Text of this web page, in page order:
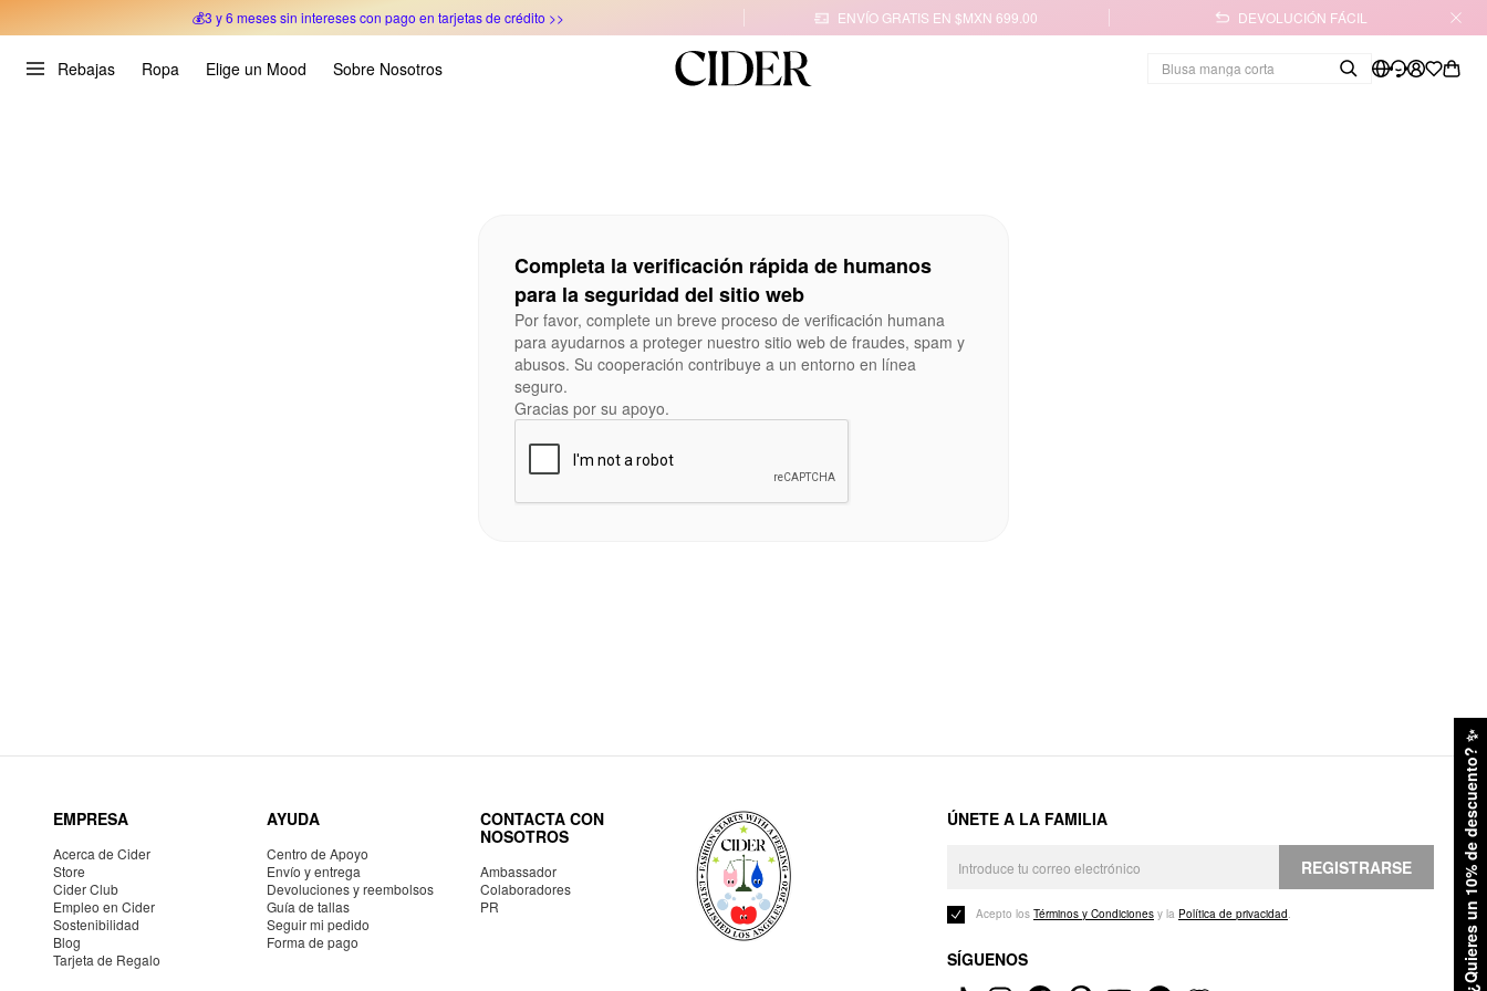
💰3 y 6 meses sin intereses con pago en tarjetas de crédito >>
ENVÍO GRATIS EN $MXN 699.00 DEVOLUCIÓN FÁCIL
Rebajas Ropa Elige un Mood Sobre Nosotros
¿Quieres un 10% de descuento?
✨
Completa la verificación rápida de humanos
para la seguridad del sitio web
Por favor, complete un breve proceso de verificación humana
para ayudarnos a proteger nuestro sitio web de fraudes, spam y
abusos. Su cooperación contribuye a un entorno en línea
seguro.
Gracias por su apoyo.
EMPRESA
Acerca de Cider
Store
Cider Club
Empleo en Cider
Sostenibilidad
Blog
Tarjeta de Regalo
AYUDA
Centro de Apoyo
Envío y entrega
Devoluciones y reembolsos
Guía de tallas
Seguir mi pedido
Forma de pago
CONTACTA CON
NOSOTROS
Ambassador
Colaboradores
PR
ÚNETE A LA FAMILIA
REGISTRARSE
Acepto los Términos y Condiciones y la Política de privacidad.
SÍGUENOS